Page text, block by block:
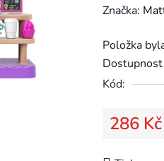
hodnocení
je
0,0
z
hvězdiček.
Značka:
Položka
Dostupnost
Kód:
286 Kč